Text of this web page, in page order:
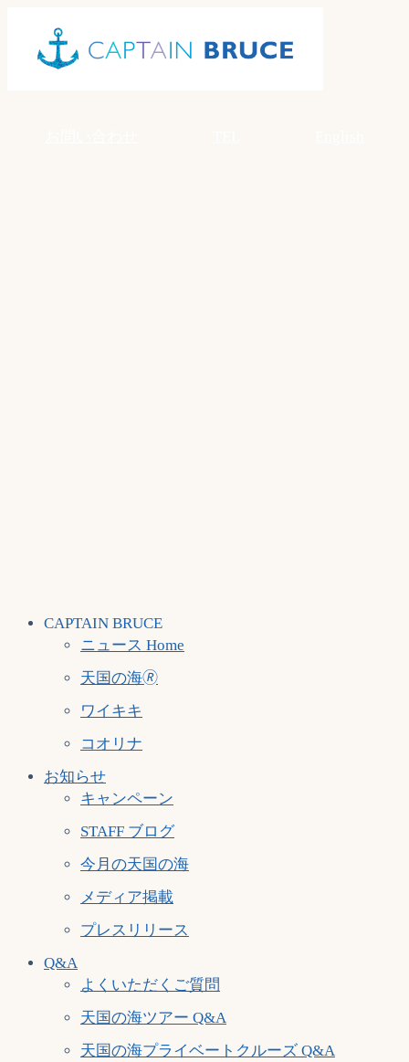
content
CAPTAIN BRUCE
ニュース Home
天国の海🄬
ワイキキ
コオリナ
お知らせ
キャンペーン
STAFF ブログ
今月の天国の海
メディア掲載
プレスリリース
Q&A
よくいただくご質問
天国の海ツアー Q&A
天国の海プライベートクルーズ Q&A